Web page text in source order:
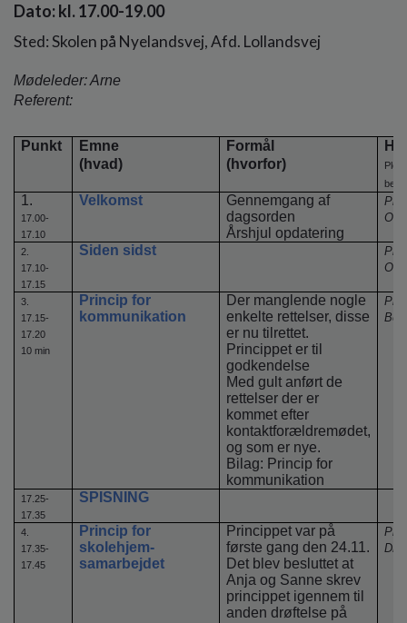
Dato: kl. 17.00-19.00
Sted: Skolen på Nyelandsvej, Afd. Lollandsvej
Mødeleder: Arne
Referent:
Punkt
Emne
(hvad)
Formål
(hvorfor)
1.
17.00-
17.10
Velkomst
Gennemgang af
dagsorden
Årshjul opdatering
2.
17.10-
17.15
Siden sidst
3.
17.15-
17.20
10 min
Princip for
kommunikation
Der manglende nogle
enkelte rettelser, disse
er nu tilrettet.
Princippet er til
godkendelse
Med gult anført de
rettelser der er
kommet efter
kontaktforældremødet,
og som er nye.
Bilag: Princip for
kommunikation
17.25-
17.35
SPISNING
4.
17.35-
17.45
Princip for
skolehjem-
samarbejdet
Princippet var på
første gang den 24.11.
Det blev besluttet at
Anja og Sanne skrev
princippet igennem til
anden drøftelse på